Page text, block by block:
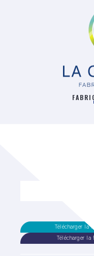
Télécharger la
Télécharger la